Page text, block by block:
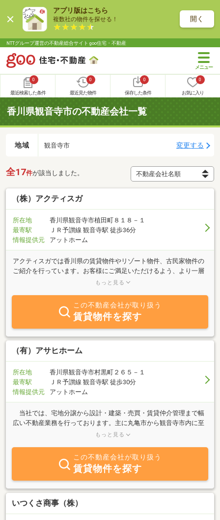
アプリ版はこちら
複数社の物件を探せる！ 開く
NTTグループ運営の不動産総合サイト goo住宅・不動産
0
最近検索した条件
0
最近見た物件
0
保存した条件
0
お気に入り
香川県観音寺市の不動産会社一覧
地域 観音寺市 変更する
全17件が該当しました。
（株）アクティスガ
所在地
香川県観音寺市植田町８１８－１
最寄駅
ＪＲ予讃線 観音寺駅 徒歩36分
情報提供元
アットホーム
アクティスガでは香川県の賃貸物件やリゾート物件、古民家物件の
ご紹介を行っています。お客様にご満足いただけるよう、より一層
努力を重ねてまいりたいと思います。ご意見やご質問などございま
ィスガをよろしくお願い申し上げます。
もっと見る
この不動産会社が取り扱う
賃貸物件を探す
（有）アサヒホーム
所在地
香川県観音寺市村黒町２６５－１
最寄駅
ＪＲ予讃線 観音寺駅 徒歩30分
情報提供元
アットホーム
当社では、宅地分譲から設計・建築・売買・賃貸仲介管理まで幅
広い不動産業務を行っております。主に丸亀市から観音寺市内に至
る、中・西讃地区にて地域に密着した活動をしております。 理想
気軽にお問い合せ下さい。
もっと見る
この不動産会社が取り扱う
賃貸物件を探す
いつくさ商事（株）